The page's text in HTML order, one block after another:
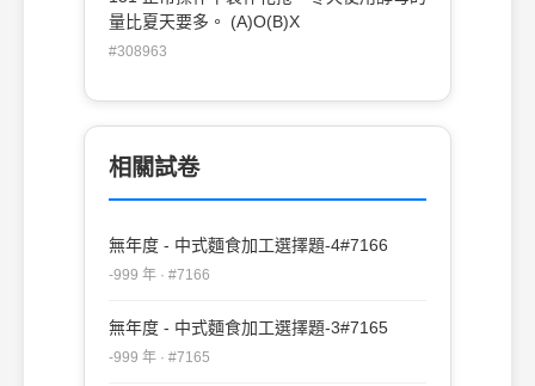
量比夏天要多。 (A)O(B)X
#308963
相關試卷
無年度 - 中式麵食加工選擇題-4#7166
-999 年 · #7166
無年度 - 中式麵食加工選擇題-3#7165
-999 年 · #7165